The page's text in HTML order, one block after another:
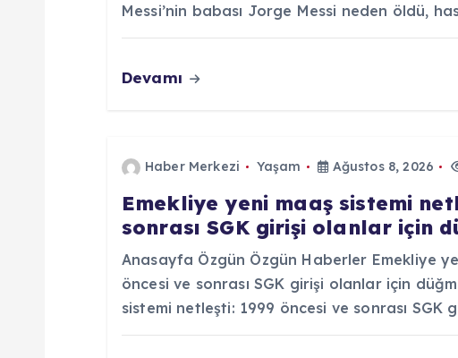
Messi’nin babası Jorge Messi neden öldü,
Devamı
Haber Merkezi Yaşam Ağustos 8, 2026
Emekliye yeni maaş sistemi
sonrası SGK girişi olanlar için
Anasayfa Özgün Özgün Haberler Emekliye
öncesi ve sonrası SGK girişi olanlar için
sistemi netleşti: 1999 öncesi ve sonrası SGK